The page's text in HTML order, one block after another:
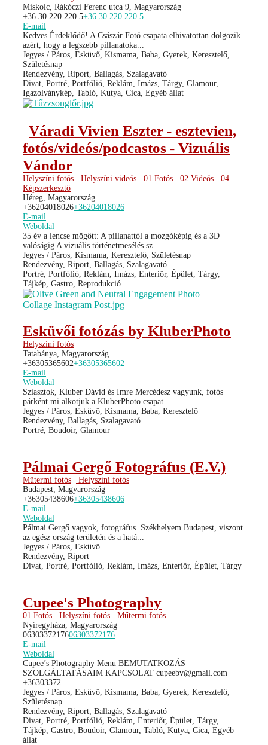
Miskolc, Rákóczi Ferenc utca 9, Magyarország
+36 30 220 220 5+36 30 220 220 5
E-mail
Kedves Érdeklődő! A Császár Fotó csapata elhivatottan dolgozik
azért, hogy a legszebb pillanatoka...
Jegyes / Páros, Esküvő, Kismama, Baba, Gyerek, Keresztelő,
Születésnap
Rendezvény, Riport, Ballagás, Szalagavató
Divat, Portré, Portfólió, Reklám, Imázs, Tárgy, Glamour,
Igazolványkép, Tabló, Kutya, Cica, Egyéb állat
Váradi Vivien Eszter - esztevien,
fotós/videós/podcastos - Vizuális
Vándor
Helyszíni fotós Helyszíni videós 01 Fotós 02 Videós
04
Képszerkesztő
Héreg, Magyarország
+36204018026+36204018026
E-mail
Weboldal
35 év a lencse mögött: A pillanattól a mozgóképig és a 3D
valóságig A vizuális történetmesélés sz...
Jegyes / Páros, Kismama, Keresztelő, Születésnap
Rendezvény, Riport, Ballagás, Szalagavató
Portré, Portfólió, Reklám, Imázs, Enteriőr, Épület, Tárgy,
Tájkép, Gastro, Reprodukció
Esküvői fotózás by KluberPhoto
Helyszíni fotós
Tatabánya, Magyarország
+36305365602+36305365602
E-mail
Weboldal
Sziasztok, Kluber Dávid és Imre Mercédesz vagyunk, fotós
párként mi alkotjuk a KluberPhoto csapat...
Jegyes / Páros, Esküvő, Kismama, Baba, Keresztelő
Rendezvény, Ballagás, Szalagavató
Portré, Boudoir, Glamour
Pálmai Gergő Fotográfus (E.V.)
Műtermi fotós
Helyszíni fotós
Budapest, Magyarország
+36305438606+36305438606
E-mail
Weboldal
Pálmai Gergő vagyok, fotográfus. Székhelyem Budapest, viszont
az egész ország területén és a hatá...
Jegyes / Páros, Esküvő
Rendezvény, Riport
Divat, Portré, Portfólió, Reklám, Imázs, Enteriőr, Épület, Tárgy
Cupee's Photography
01 Fotós Helyszíni fotós
Műtermi fotós
Nyíregyháza, Magyarország
0630337217606303372176
E-mail
Weboldal
Cupee’s Photography Menu BEMUTATKOZÁS
SZOLGÁLTATÁSAIM KAPCSOLAT cupeebv@gmail.com
+36303372...
Jegyes / Páros, Esküvő, Kismama, Baba, Gyerek, Keresztelő,
Születésnap
Rendezvény, Riport, Ballagás, Szalagavató
Divat, Portré, Portfólió, Reklám, Enteriőr, Épület, Tárgy,
Tájkép, Gastro, Boudoir, Glamour, Tabló, Kutya, Cica, Egyéb
állat